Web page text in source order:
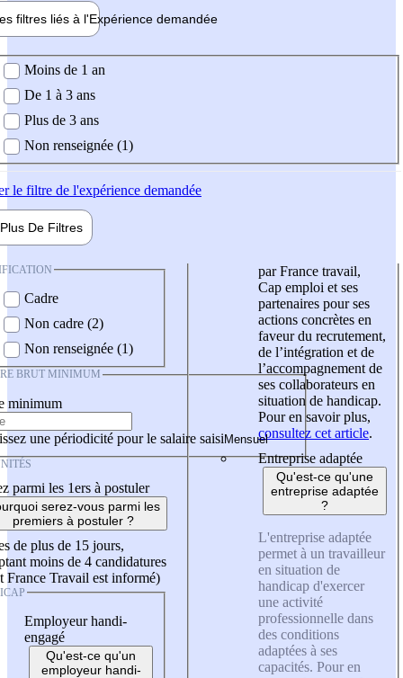
filtres liés à l'Expérience demandée
demandée
Moins de 1 an
De 1 à 3 ans
Plus de 3 ans
Non renseignée (1)
le filtre de l'expérience demandée
Plus De Filtres
Cadre
Non cadre (2)
Non renseignée (1)
BRUT MINIMUM
minimum
une périodicité pour le salaire saisi
parmi les 1ers à postuler
serez-vous parmi les
premiers à postuler ?
de plus de 15 jours,
moins de 4 candidatures
France Travail est informé)
Employeur handi-
engagé
Qu'est-ce qu'un
employeur handi-
par France travail,
Cap emploi et ses
partenaires pour ses
actions concrètes en
faveur du recrutement,
de l’intégration et de
l’accompagnement de
ses collaborateurs en
situation de handicap.
Pour en savoir plus,
consultez cet article.
Entreprise adaptée
Qu'est-ce qu'une
entreprise adaptée
?
L'entreprise adaptée
permet à un travailleur
en situation de
handicap d'exercer
une activité
professionnelle dans
des conditions
adaptées à ses
capacités. Pour en